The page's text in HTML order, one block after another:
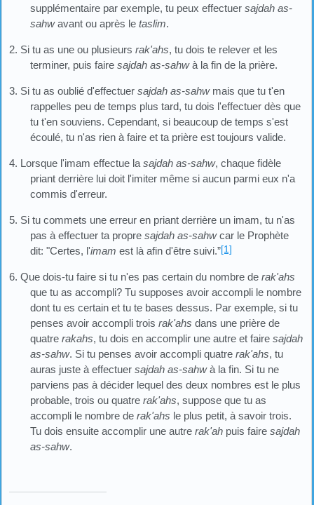
supplémentaire par exemple, tu peux effectuersajdah as-
sahwavant ou après letaslim.
2. Si tu as une ou plusieurs rak'ahs, tu dois te relever et les
terminer, puis fairesajdah as-sahwà la fin de la prière.
3. Si tu as oublié d'effectuer sajdah as-sahwmais que tu t'en
rappelles peu de temps plus tard, tu dois l'effectuer dès que
tu t'en souviens. Cependant, si beaucoup de temps s'est
écoulé, tu n'as rien à faire et ta prière est toujours valide.
4. Lorsque l'imam effectue la sajdah as-sahw, chaque fidèle
priant derrière lui doit l'imiter même si aucun parmi eux n'a
commis d'erreur.
5. Si tu commets une erreur en priant derrière un imam, tu n'as
pas à effectuer ta propresajdah as-sahwcar le Prophète
dit: "Certes, l'imam est là afin d'être suivi.”[1]
6. Que dois-tu faire si tu n'es pas certain du nombre de rak'ahs
que tu as accompli? Tu supposes avoir accompli le nombre
dont tu es certain et tu te bases dessus. Par exemple, si tu
penses avoir accompli troisrak'ahs dans une prière de
quatrerakahs, tu dois en accomplir une autre et fairesajdah
as-sahw. Si tu penses avoir accompli quatrerak'ahs, tu
auras juste à effectuersajdah as-sahwà la fin. Si tu ne
parviens pas à décider lequel des deux nombres est le plus
probable, trois ou quatrerak'ahs, suppose que tu as
accompli le nombre derak'ahs le plus petit, à savoir trois.
Tu dois ensuite accomplir une autrerak'ah puis fairesajdah
as-sahw.